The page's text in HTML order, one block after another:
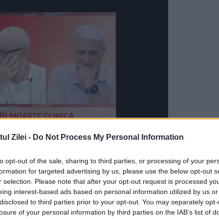
Zilei - Do Not Process My Personal Information
opt-out of the sale, sharing to third parties, or processing of your
for targeted advertising by us, please use the below opt-out
selection. Please note that after your opt-out request is processed
interest-based ads based on personal information utilized by us
to third parties prior to your opt-out. You may separately
of your personal information by third parties on the IAB’s list of
trafic de polițiști, dar a refuzat să i se
și chiar a fugit de oamenii legii.
anunțăbzi.ro, lăsându-i cu ochii-n